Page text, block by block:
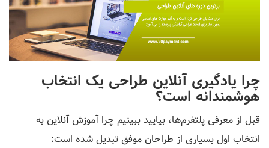
چرا یادگیری آنلاین طراحی یک انتخاب
هوشمندانه است؟
قبل از معرفی پلتفرم‌ها، بیایید ببینیم چرا آموزش آنلاین به
انتخاب اول بسیاری از طراحان موفق تبدیل شده است: